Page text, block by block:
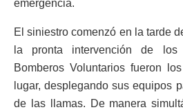
emergencia.
El siniestro comenzó en la tarde
la pronta intervención de los
Bomberos Voluntarios fueron
lugar, desplegando sus equipos
de las llamas. De manera